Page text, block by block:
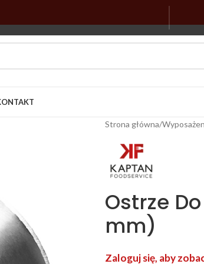
Strona główna/
Ostrze
mm)
Zaloguj się, aby